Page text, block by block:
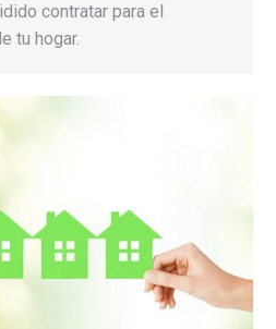
contratar para el
tu hogar.